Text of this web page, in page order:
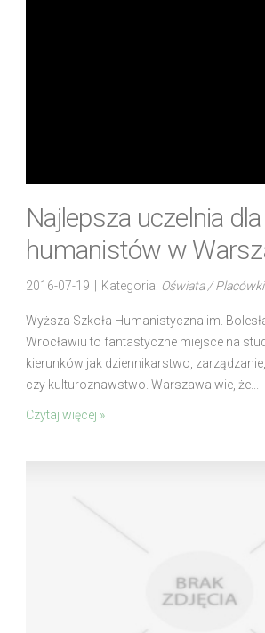
Najlepsza uczelnia dla
humanistów w
2016-07-19 Kategoria: Oświata /
Wyższa Szkoła Humanistyczna im.
Wrocławiu to fantastyczne miejsce na
kierunków jak dziennikarstwo,
czy kulturoznawstwo. Warszawa wie, że...
Czytaj więcej »